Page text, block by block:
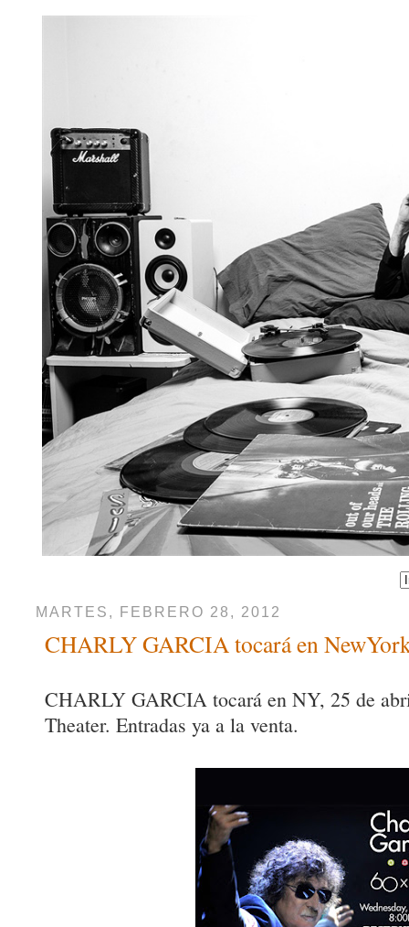
MARTES, FEBRERO 28, 2012
CHARLY GARCIA tocará en
CHARLY GARCIA tocará en NY, 25 de
Theater. Entradas ya a la venta.